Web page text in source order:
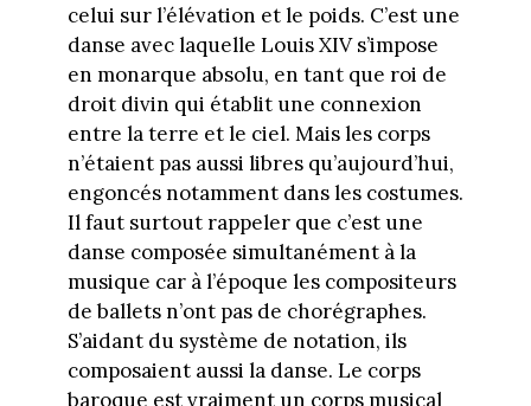
celui sur l’élévation et le poids. C’est une
danse avec laquelle Louis XIV s’impose
en monarque absolu, en tant que roi de
droit divin qui établit une connexion
entre la terre et le ciel. Mais les corps
n’étaient pas aussi libres qu’aujourd’hui,
engoncés notamment dans les costumes.
Il faut surtout rappeler que c’est une
danse composée simultanément à la
musique car à l’époque les compositeurs
de ballets n’ont pas de chorégraphes.
S’aidant du système de notation, ils
composaient aussi la danse. Le corps
baroque est vraiment un corps musical